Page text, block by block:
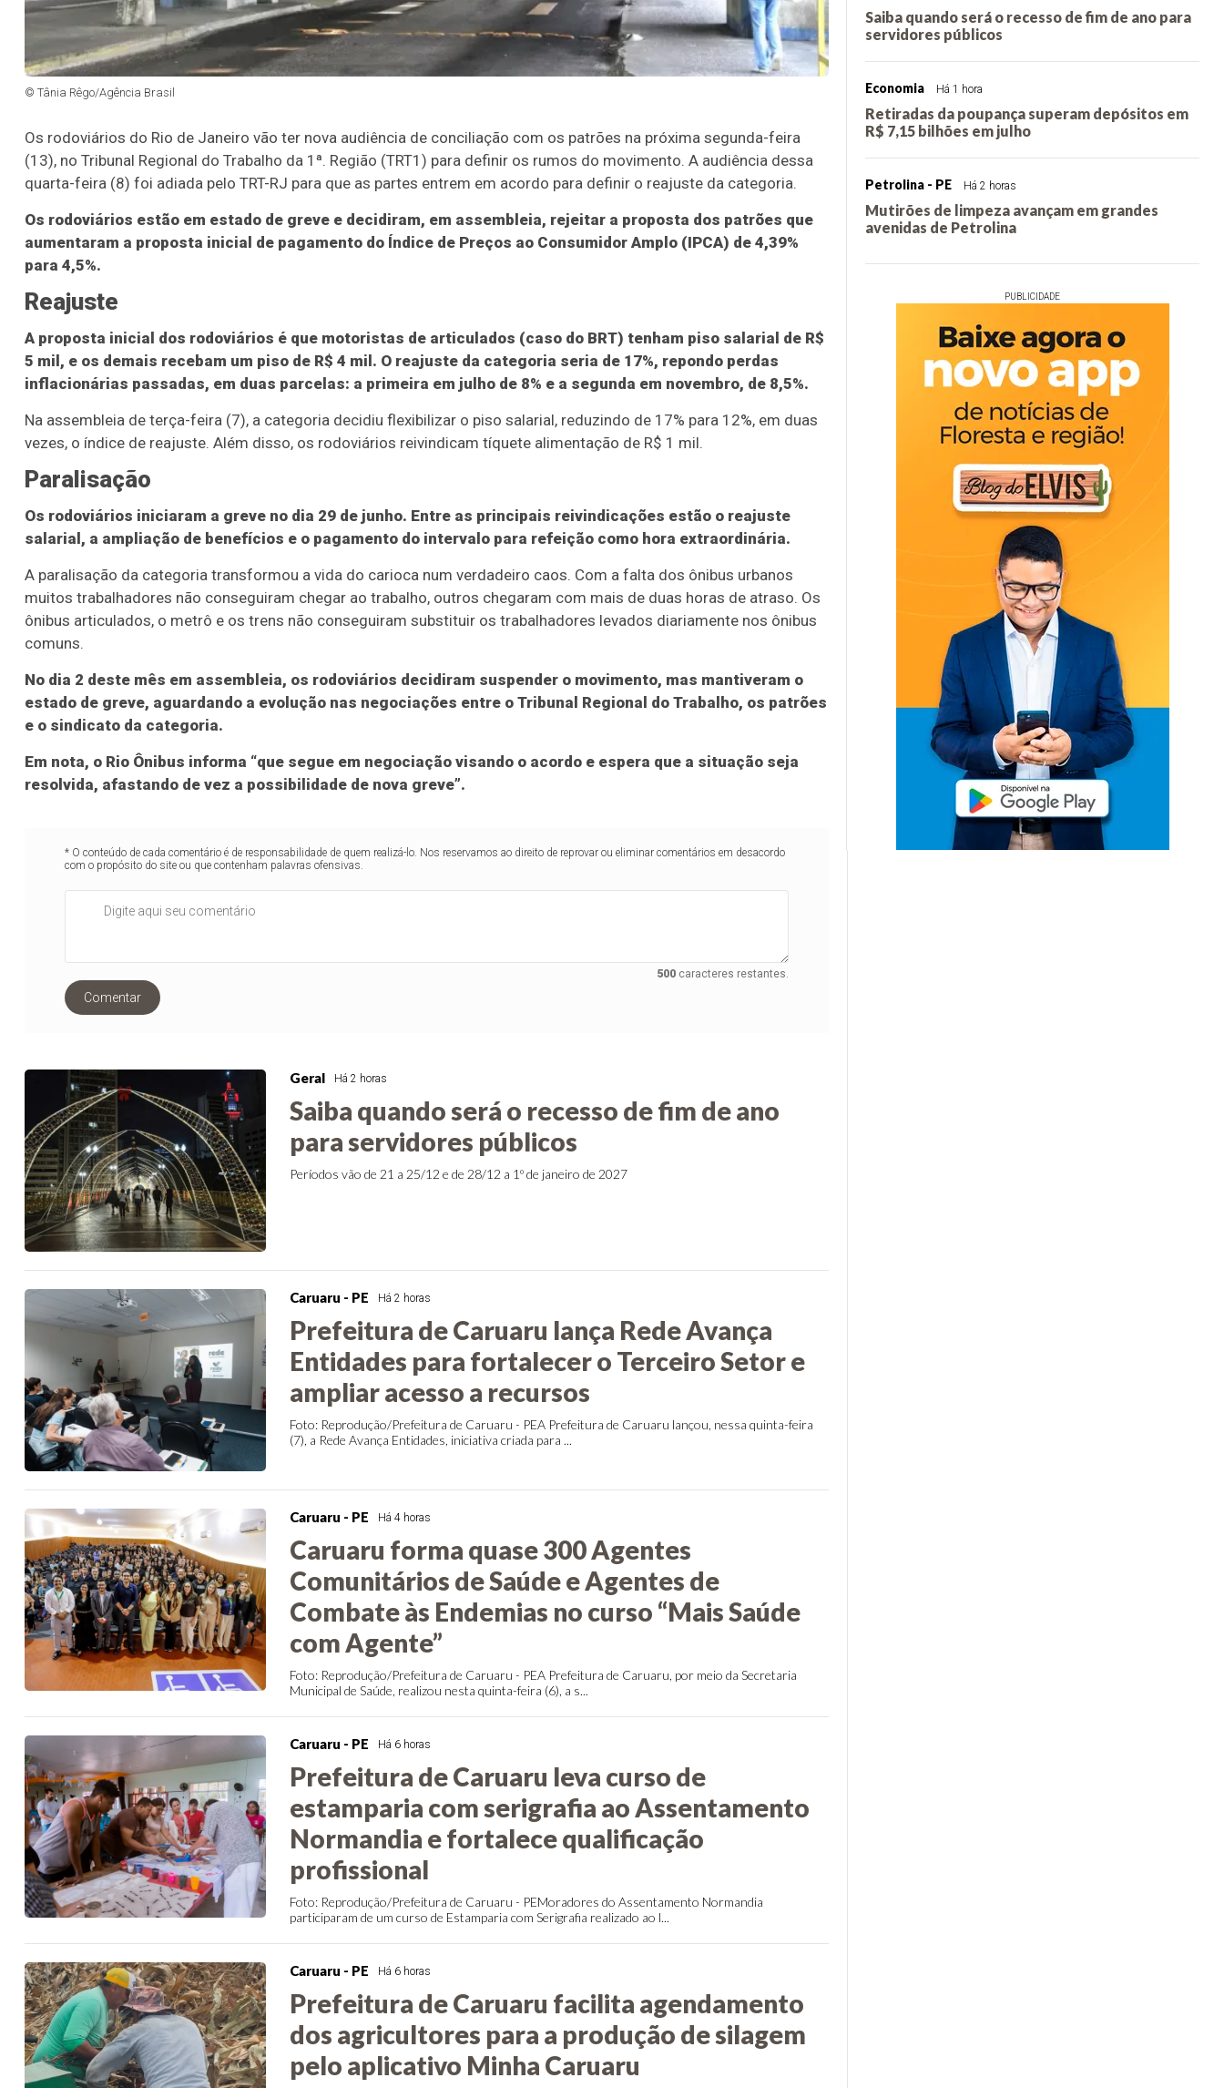
© Tânia Rêgo/Agência Brasil
Os rodoviários do Rio de Janeiro vão ter nova audiência de conciliação com os patrões na próxima segunda-feira
(13), no Tribunal Regional do Trabalho da 1ª. Região (TRT1) para definir os rumos do movimento. A audiência dessa
quarta-feira (8) foi adiada pelo TRT-RJ para que as partes entrem em acordo para definir o reajuste da categoria.
Os rodoviários estão em estado de greve e decidiram, em assembleia, rejeitar a proposta dos patrões que
aumentaram a proposta inicial de pagamento do Índice de Preços ao Consumidor Amplo (IPCA) de 4,39%
para 4,5%.
Reajuste
A proposta inicial dos rodoviários é que motoristas de articulados (caso do BRT) tenham piso salarial de R$
5 mil, e os demais recebam um piso de R$ 4 mil. O reajuste da categoria seria de 17%, repondo perdas
inflacionárias passadas, em duas parcelas: a primeira em julho de 8% e a segunda em novembro, de 8,5%.
Na assembleia de terça-feira (7), a categoria decidiu flexibilizar o piso salarial, reduzindo de 17% para 12%, em duas
vezes, o índice de reajuste. Além disso, os rodoviários reivindicam tíquete alimentação de R$ 1 mil.
Paralisação
Os rodoviários iniciaram a greve no dia 29 de junho. Entre as principais reivindicações estão o reajuste
salarial, a ampliação de benefícios e o pagamento do intervalo para refeição como hora extraordinária.
A paralisação da categoria transformou a vida do carioca num verdadeiro caos. Com a falta dos ônibus urbanos
muitos trabalhadores não conseguiram chegar ao trabalho, outros chegaram com mais de duas horas de atraso. Os
ônibus articulados, o metrô e os trens não conseguiram substituir os trabalhadores levados diariamente nos ônibus
comuns.
No dia 2 deste mês em assembleia, os rodoviários decidiram suspender o movimento, mas mantiveram o
estado de greve, aguardando a evolução nas negociações entre o Tribunal Regional do Trabalho, os patrões
e o sindicato da categoria.
Em nota, o Rio Ônibus informa “que segue em negociação visando o acordo e espera que a situação seja
resolvida, afastando de vez a possibilidade de nova greve”.
* O conteúdo de cada comentário é de responsabilidade de quem realizá-lo. Nos reservamos ao direito de reprovar ou eliminar comentários em desacordo
com o propósito do site ou que contenham palavras ofensivas.
500caracteres restantes.
Comentar
Geral Há 2 horas
Saiba quando será o recesso de fim de ano
para servidores públicos
Períodos vão de 21 a 25/12 e de 28/12 a 1º de janeiro de 2027
Caruaru - PE Há 2 horas
Prefeitura de Caruaru lança Rede Avança
Entidades para fortalecer o Terceiro Setor e
ampliar acesso a recursos
Foto: Reprodução/Prefeitura de Caruaru - PEA Prefeitura de Caruaru lançou, nessa quinta-feira
(7), a Rede Avança Entidades, iniciativa criada para ...
Caruaru - PE Há 4 horas
Caruaru forma quase 300 Agentes
Comunitários de Saúde e Agentes de
Combate às Endemias no curso “Mais Saúde
com Agente”
Foto: Reprodução/Prefeitura de Caruaru - PEA Prefeitura de Caruaru, por meio da Secretaria
Municipal de Saúde, realizou nesta quinta-feira (6), a s...
Caruaru - PE Há 6 horas
Prefeitura de Caruaru leva curso de
estamparia com serigrafia ao Assentamento
Normandia e fortalece qualificação
profissional
Foto: Reprodução/Prefeitura de Caruaru - PEMoradores do Assentamento Normandia
participaram de um curso de Estamparia com Serigrafia realizado ao l...
Caruaru - PE Há 6 horas
Prefeitura de Caruaru facilita agendamento
dos agricultores para a produção de silagem
pelo aplicativo Minha Caruaru
Saiba quando será o recesso de fim de ano para
servidores públicos
Economia Há 1 hora
Retiradas da poupança superam depósitos em
R$ 7,15 bilhões em julho
Petrolina - PE Há 2 horas
Mutirões de limpeza avançam em grandes
avenidas de Petrolina
PUBLICIDADE